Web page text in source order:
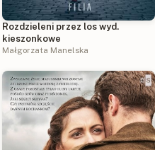
Rozdzieleni przez los wyd.
kieszonkowe
Małgorzata Manelska